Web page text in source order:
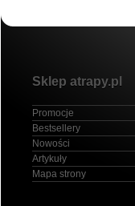
Sklep atrapy.pl
Promocje
Bestsellery
Nowości
Artykuły
Mapa strony